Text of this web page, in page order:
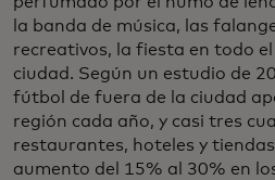
la banda de música, las
recreativos, la fiesta en todo
ciudad. Según un estudio de
fútbol de fuera de la ciudad
región cada año, y casi tres
restaurantes, hoteles y
aumento del 15% al 30% en